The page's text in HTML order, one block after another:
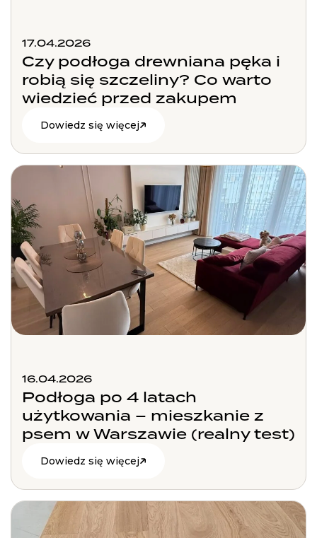
17.04.2026
Czy podłoga drewniana pęka i
robią się szczeliny? Co warto
wiedzieć przed zakupem
Dowiedz się więcej
16.04.2026
Podłoga po 4 latach
użytkowania – mieszkanie z
psem w Warszawie (realny test)
Dowiedz się więcej